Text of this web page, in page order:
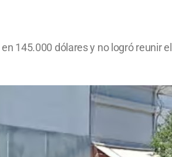
145.000 dólares y no logró reunir el